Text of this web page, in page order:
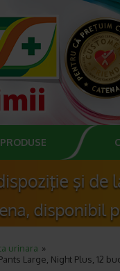
urinara
Large, Night Plus, 12